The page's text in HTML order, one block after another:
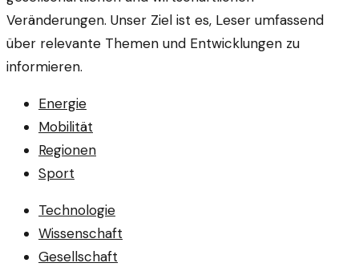
Veränderungen. Unser Ziel ist es, Leser umfassend
über relevante Themen und Entwicklungen zu
informieren.
Energie
Mobilität
Regionen
Sport
Technologie
Wissenschaft
Gesellschaft